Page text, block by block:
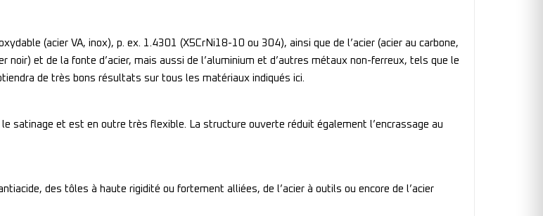
(acier VA, inox), p. ex. 1.4301 (X5CrNi18-10 ou 304), ainsi que de l’acier (acier au carbone,
et de la fonte d’acier, mais aussi de l’aluminium et d’autres métaux non-ferreux, tels que le
de très bons résultats sur tous les matériaux indiqués ici.
satinage et est en outre très flexible. La structure ouverte réduit également l’encrassage au
des tôles à haute rigidité ou fortement alliées, de l’acier à outils ou encore de l’acier